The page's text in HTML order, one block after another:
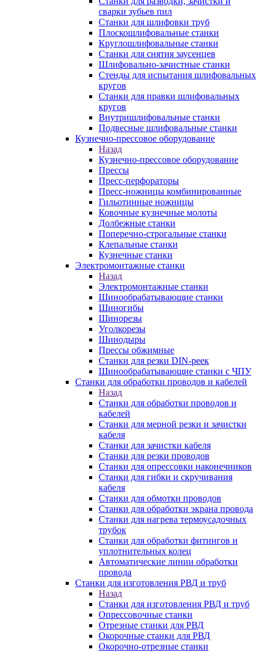
сварки зубьев пил
Станки для шлифовки труб
Плоскошлифовальные станки
Круглошлифовальные станки
Станки для снятия заусенцев
Шлифовально-зачистные станки
Стенды для испытания шлифовальных
кругов
Станки для правки шлифовальных
кругов
Внутришлифовальные станки
Подвесные шлифовальные станки
Кузнечно-прессовое оборудование
Назад
Кузнечно-прессовое оборудование
Прессы
Пресс-перфораторы
Пресс-ножницы комбинированные
Гильотинные ножницы
Ковочные кузнечные молоты
Долбежные станки
Поперечно-строгальные станки
Клепальные станки
Кузнечные станки
Электромонтажные станки
Назад
Электромонтажные станки
Шинообрабатывающие станки
Шиногибы
Шинорезы
Уголкорезы
Шинодыры
Прессы обжимные
Станки для резки DIN-реек
Шинообрабатывающие станки с ЧПУ
Станки для обработки проводов и кабелей
Назад
Станки для обработки проводов и
кабелей
Станки для мерной резки и зачистки
кабеля
Станки для зачистки кабеля
Станки для резки проводов
Станки для опрессовки наконечников
Станки для гибки и скручивания
кабеля
Станки для обмотки проводов
Станки для обработки экрана провода
Станки для нагрева термоусадочных
трубок
Станки для обработки фитингов и
уплотнительных колец
Автоматические линии обработки
провода
Станки для изготовления РВД и труб
Назад
Станки для изготовления РВД и труб
Опрессовочные станки
Отрезные станки для РВД
Окорочные станки для РВД
Окорочно-отрезные станки